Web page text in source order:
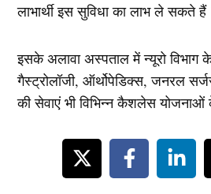
लाभार्थी इस सुविधा का लाभ ले सकते
इसके अलावा अस्पताल में न्यूरो विभाग
गैस्ट्रोलॉजी, ऑर्थोपेडिक्स, जनरल
की सेवाएं भी विभिन्न कैशलेस